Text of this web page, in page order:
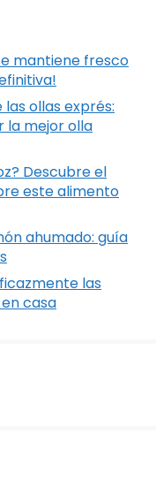
mantiene fresco
ollas exprés:
la mejor olla
Descubre el
este alimento
ahumado: guía
las
casa